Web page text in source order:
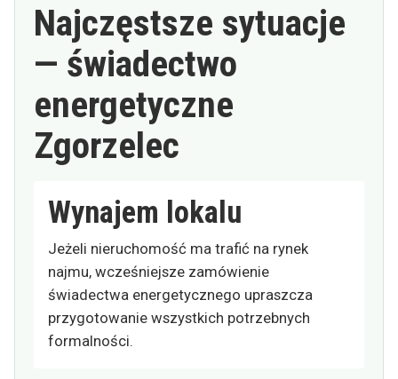
Najczęstsze sytuacje
— świadectwo
energetyczne
Zgorzelec
Wynajem lokalu
Jeżeli nieruchomość ma trafić na rynek
najmu, wcześniejsze zamówienie
świadectwa energetycznego upraszcza
przygotowanie wszystkich potrzebnych
formalności.